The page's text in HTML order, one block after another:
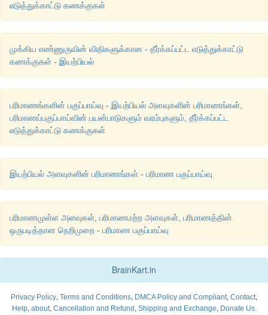
எடுத்துக்காட்டு கணக்குகள்
முக்கிய எண்ணுருவின் விதிகளுக்கான - தீர்க்கப்பட்ட எடுத்துக்காட்டு
கணக்குகள் - இயற்பியல்
பரிமாணங்களின் பகுப்பாய்வு - இயற்பியல் அளவுகளின் பரிமாணங்கள்,
பரிமாணப்பகுப்பாய்வின் பயன்பாடுகளும் வரம்புகளும், தீர்க்கப்பட்ட
எடுத்துக்காட்டு கணக்குகள்
இயற்பியல் அளவுகளின் பரிமாணங்கள் - பரிமாண பகுப்பாய்வு
பரிமாணமுள்ள அளவுகள், பரிமாணமற்ற அளவுகள், பரிமாணத்தின்
ஒருபடித்தான நெறிமுறை - பரிமாண பகுப்பாய்வு
BrainKart.in
Privacy Policy, Terms and Conditions, DMCA Policy and Compliant, Contact,
Help, about, Cancellation and Refund , Shipping and Exchange, Donate Us.